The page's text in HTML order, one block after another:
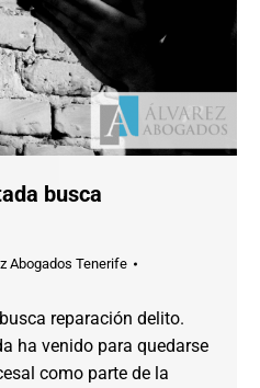
busca
Abogados Tenerife
reparación delito.
ha venido para quedarse
como parte de la